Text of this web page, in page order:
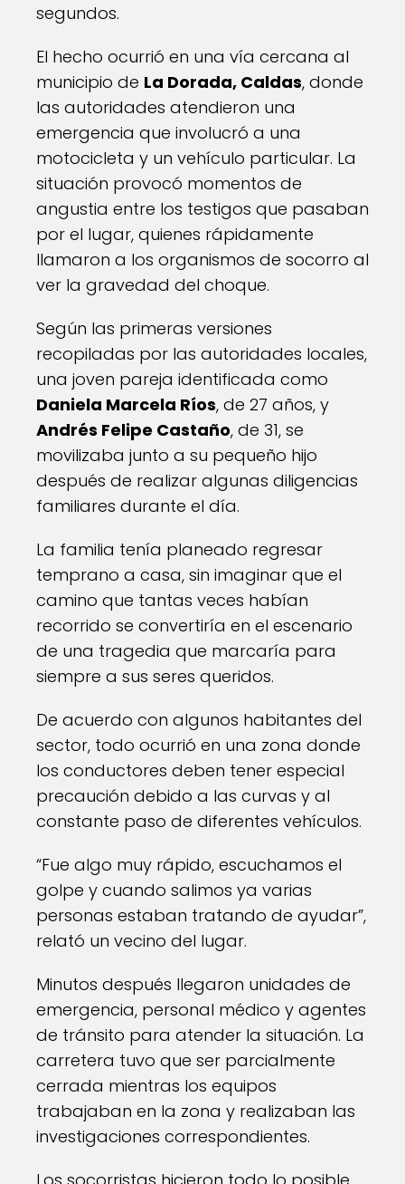
segundos.
El hecho ocurrió en una vía cercana al
municipio de La Dorada, Caldas, donde
las autoridades atendieron una
emergencia que involucró a una
motocicleta y un vehículo particular. La
situación provocó momentos de
angustia entre los testigos que pasaban
por el lugar, quienes rápidamente
llamaron a los organismos de socorro al
ver la gravedad del choque.
Según las primeras versiones
recopiladas por las autoridades locales,
una joven pareja identificada como
Daniela Marcela Ríos, de 27 años, y
Andrés Felipe Castaño, de 31, se
movilizaba junto a su pequeño hijo
después de realizar algunas diligencias
familiares durante el día.
La familia tenía planeado regresar
temprano a casa, sin imaginar que el
camino que tantas veces habían
recorrido se convertiría en el escenario
de una tragedia que marcaría para
siempre a sus seres queridos.
De acuerdo con algunos habitantes del
sector, todo ocurrió en una zona donde
los conductores deben tener especial
precaución debido a las curvas y al
constante paso de diferentes vehículos.
“Fue algo muy rápido, escuchamos el
golpe y cuando salimos ya varias
personas estaban tratando de ayudar”,
relató un vecino del lugar.
Minutos después llegaron unidades de
emergencia, personal médico y agentes
de tránsito para atender la situación. La
carretera tuvo que ser parcialmente
cerrada mientras los equipos
trabajaban en la zona y realizaban las
investigaciones correspondientes.